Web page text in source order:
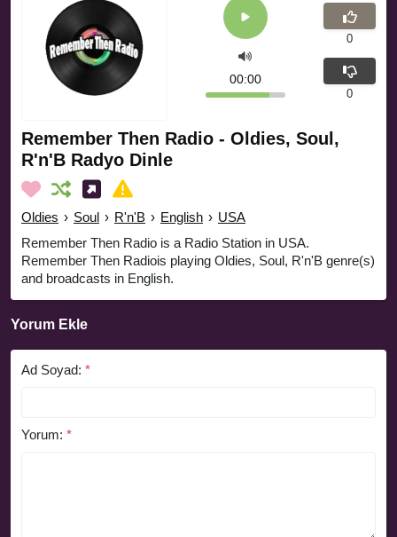
Remember Then Radio - Oldies, Soul,
R'n'B Radyo Dinle
Oldies › Soul › R'n'B › English › USA
Remember Then Radio is a Radio Station in USA.
Remember Then Radiois playing Oldies, Soul, R'n'B genre(s)
and broadcasts in English.
00:00
0
0
Yorum Ekle
Ad Soyad: *
Yorum: *